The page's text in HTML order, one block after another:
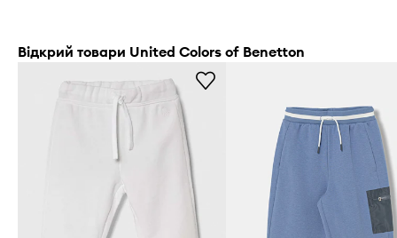
Відкрий товари United Colors of Benetton